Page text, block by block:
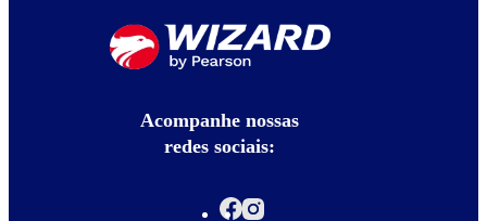
Acompanhe nossas
redes sociais: